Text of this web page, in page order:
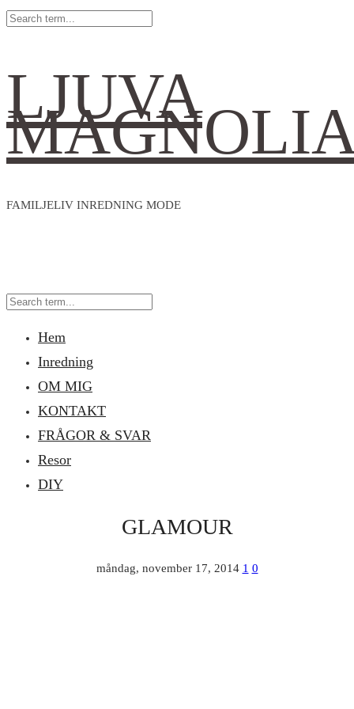
LJUVA
FAMILJELIV INREDNING MODE
Hem
Inredning
OM MIG
KONTAKT
FRÅGOR & SVAR
Resor
DIY
GLAMOUR
måndag, november 17, 2014 1 0